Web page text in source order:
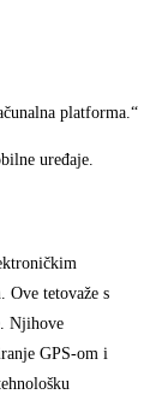
platforma.“
uređaje.
Ove tetovaže s
Njihove
GPS-om i